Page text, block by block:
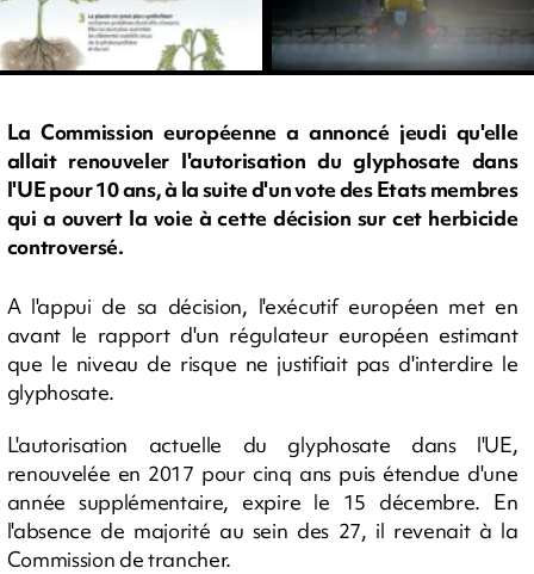
La Commission européenne a annoncé jeudi qu'elle
allait renouveler l'autorisation du glyphosate dans
l'UE pour 10 ans, à la suite d'un vote des Etats membres
qui a ouvert la voie à cette décision sur cet herbicide
controversé.
A l'appui de sa décision, l'exécutif européen met en
avant le rapport d'un régulateur européen estimant
que le niveau de risque ne justifiait pas d'interdire le
glyphosate.
L'autorisation actuelle du glyphosate dans l'UE,
renouvelée en 2017 pour cinq ans puis étendue d'une
année supplémentaire, expire le 15 décembre. En
l'absence de majorité au sein des 27, il revenait à la
Commission de trancher.